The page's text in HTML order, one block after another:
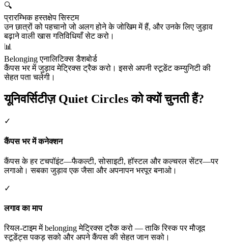
🔍
प्रारम्भिक हस्तक्षेप सिस्टम
उन छात्रों को पहचानो जो अलग होने के जोखिम में हैं, और उनके लिए जुड़ाव
बढ़ाने वाली खास गतिविधियाँ सेट करो।
📊
Belonging एनालिटिक्स डैशबोर्ड
कैंपस भर में जुड़ाव मेट्रिक्स ट्रैक करो। इससे अपनी स्टूडेंट कम्युनिटी की
सेहत पता चलेगी।
यूनिवर्सिटीज़ Quiet Circles को क्यों चुनती हैं?
✓
कैंपस भर में कनेक्शन
कैंपस के हर टचपॉइंट—फैकल्टी, सोसाइटी, हॉस्टल और कल्चरल सेंटर—पर
लगाओ। सबका जुड़ाव एक जैसा और अपनापन भरपूर बनाओ।
✓
लगाव का माप
रियल‑टाइम में belonging मेट्रिक्स ट्रैक करो — ताकि रिस्क पर मौजूद
स्टूडेंट्स पकड़ सको और अपने कैंपस की सेहत जान सको।